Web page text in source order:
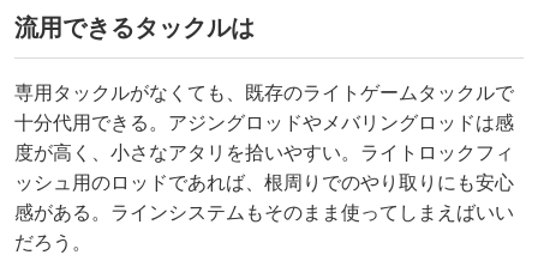
流用できるタックルは
専用タックルがなくても、既存のライトゲームタックルで
十分代用できる。アジングロッドやメバリングロッドは感
度が高く、小さなアタリを拾いやすい。ライトロックフィ
ッシュ用のロッドであれば、根周りでのやり取りにも安心
感がある。ラインシステムもそのまま使ってしまえばいい
だろう。